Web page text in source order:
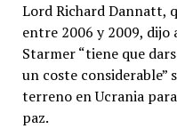
Lord Richard Dannatt,
entre 2006 y 2009, dijo
Starmer “tiene que
un coste considerable”
terreno en Ucrania
paz.